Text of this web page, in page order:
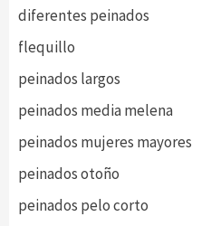
diferentes peinados
flequillo
peinados largos
peinados media melena
peinados mujeres mayores
peinados otoño
peinados pelo corto